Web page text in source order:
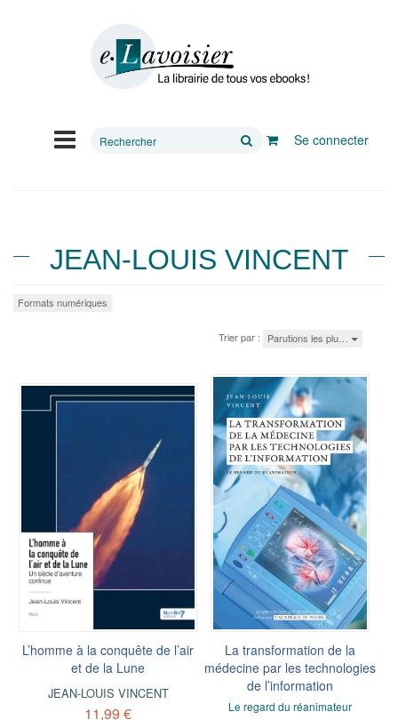
Rechercher
Se connecter
JEAN-LOUIS VINCENT
Formats numériques
Trier par : Parutions les plu…
L’homme à la conquête de l’air
et de la Lune
JEAN-LOUIS VINCENT
11,99 €
La transformation de la
médecine par les technologies
de l’information
Le regard du réanimateur